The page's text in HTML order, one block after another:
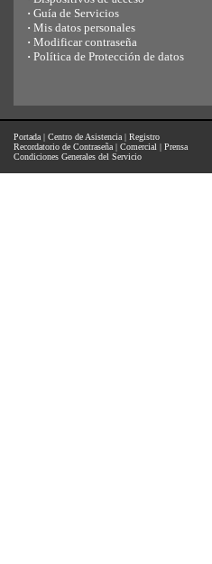
· Guía de Servicios
· Mis datos personales
· Modificar contraseña
· Política de Protección de datos
Portada | Centro de Asistencia | Registro
Recordatorio de Contraseña | Comercial | Prensa
Condiciones Generales del Servicio